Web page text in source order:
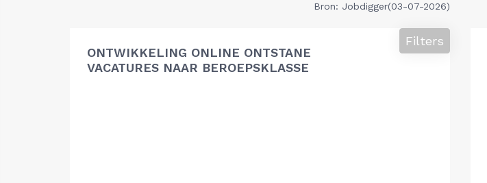
Bron: Jobdigger(03-07-2026)
ONTWIKKELING ONLINE ONTSTANE
VACATURES NAAR BEROEPSKLASSE
Filters